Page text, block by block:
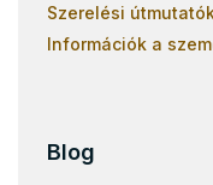
Szerelési
Információk a
Blog